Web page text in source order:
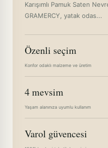
Karışımlı Pamuk Saten
GRAMERCY, yatak odas...
Özenli seçim
Konfor odaklı malzeme ve üretim
4 mevsim
Yaşam alanınıza uyumlu kullanım
Varol güvencesi